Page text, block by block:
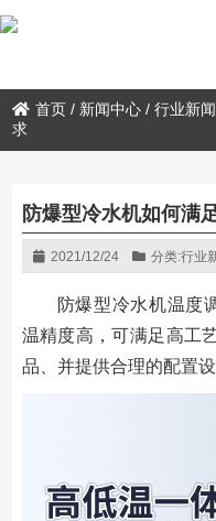
首页 / 新闻中心 /行业新闻
求
防爆型冷水机如何满
2021/12/24 分类:行业
防爆型冷水机温度
温精度高，可满足高工
品、并提供合理的配置